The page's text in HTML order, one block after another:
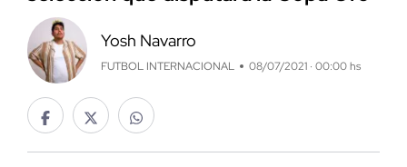
Yosh Navarro
FUTBOL INTERNACIONAL 08/07/2021 · 00:00 hs